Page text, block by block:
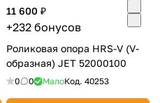
11 600 ₽
+232 бонусов
Роликовая опора HRS-V (V-
образная) JET 52000100
0 0 МалоКод. 40253